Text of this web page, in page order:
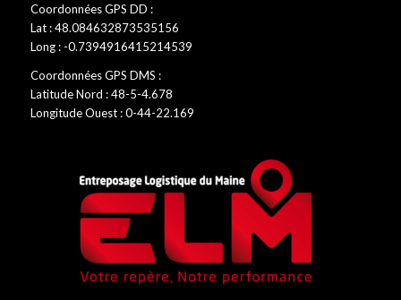
Coordonnées GPS DD :
Lat : 48.084632873535156
Long : -0.7394916415214539
Coordonnées GPS DMS :
Latitude Nord : 48-5-4.678
Longitude Ouest : 0-44-22.169